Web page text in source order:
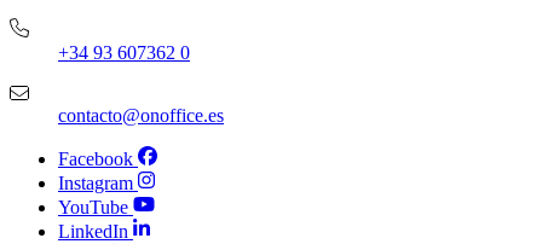
+34 93 607362 0
contacto@onoffice.es
Facebook
Instagram
YouTube
LinkedIn